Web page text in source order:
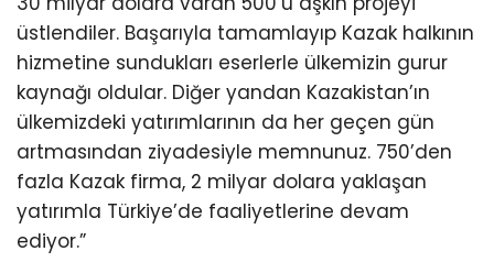
üstlendiler. Başarıyla tamamlayıp Kazak halkının
hizmetine sundukları eserlerle ülkemizin gurur
kaynağı oldular. Diğer yandan Kazakistan’ın
ülkemizdeki yatırımlarının da her geçen gün
artmasından ziyadesiyle memnunuz. 750’den
fazla Kazak firma, 2 milyar dolara yaklaşan
yatırımla Türkiye’de faaliyetlerine devam
ediyor.”